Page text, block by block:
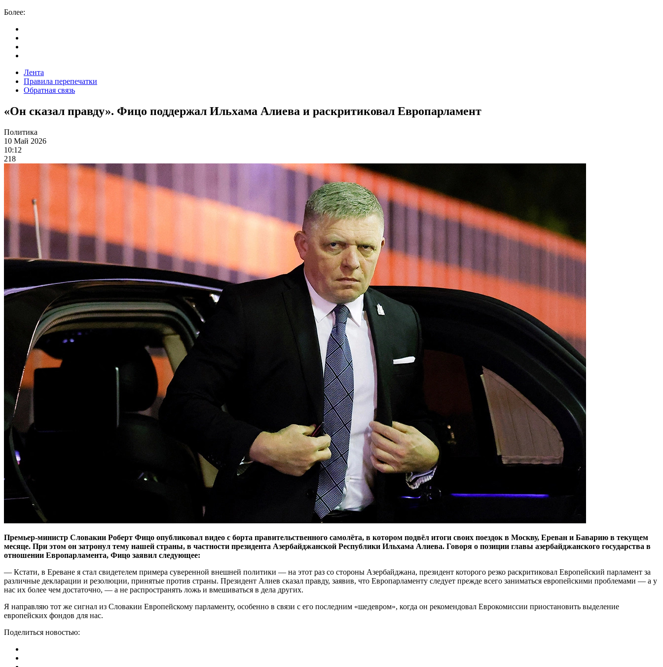
Более:
Лента
Правила перепечатки
Обратная связь
«Он сказал правду». Фицо поддержал Ильхама Алиева и раскритиковал Европарламент
Политика
10 Май 2026
10:12
218
Премьер-министр Словакии Роберт Фицо опубликовал видео с борта правительственного самолёта, в котором подвёл итоги своих поездок в Москву, Ереван и Баварию в текущем
месяце. При этом он затронул тему нашей страны, в частности президента Азербайджанской Республики Ильхама Алиева. Говоря о позиции главы азербайджанского государства в
отношении Европарламента, Фицо заявил следующее:
— Кстати, в Ереване я стал свидетелем примера суверенной внешней политики — на этот раз со стороны Азербайджана, президент которого резко раскритиковал Европейский парламент за
различные декларации и резолюции, принятые против страны. Президент Алиев сказал правду, заявив, что Европарламенту следует прежде всего заниматься европейскими проблемами — а у
нас их более чем достаточно, — а не распространять ложь и вмешиваться в дела других.
Я направляю тот же сигнал из Словакии Европейскому парламенту, особенно в связи с его последним «шедевром», когда он рекомендовал Еврокомиссии приостановить выделение
европейских фондов для нас.
Поделиться новостью: